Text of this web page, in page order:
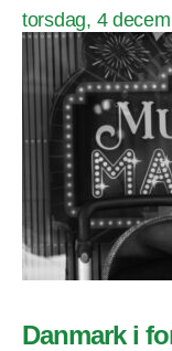
torsdag, 4
Danmark i